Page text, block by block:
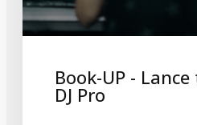
Book-UP -
DJ Pro